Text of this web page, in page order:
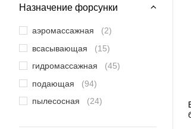
Назначение форсунки
аэромассажная
(2)
всасывающая
(15)
гидромассажная
(45)
подающая
(94)
пылесосная
(24)